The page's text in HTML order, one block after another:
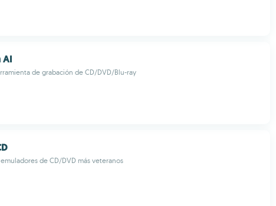
AI
de grabación de CD/DVD/Blu-ray
de CD/DVD más veteranos